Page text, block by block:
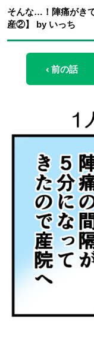
そんな…！陣痛がき
産②】 by いっち
‹ 前の話